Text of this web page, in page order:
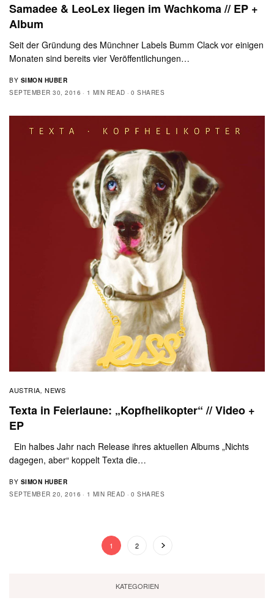
Samadee & LeoLex liegen im Wachkoma // EP +
Album
Seit der Gründung des Münchner Labels Bumm Clack vor einigen
Monaten sind bereits vier Veröffentlichungen…
BY SIMON HUBER
SEPTEMBER 30, 2016
1 MIN READ 0 SHARES
AUSTRIA, NEWS
Texta in Feierlaune: „Kopfhelikopter“ // Video +
EP
Ein halbes Jahr nach Release ihres aktuellen Albums „Nichts
dagegen, aber“ koppelt Texta die…
BY SIMON HUBER
SEPTEMBER 20, 2016
1 MIN READ 0 SHARES
1 2
KATEGORIEN